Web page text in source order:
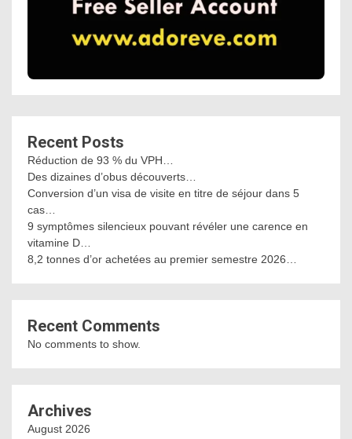
Recent Posts
Réduction de 93 % du VPH…
Des dizaines d’obus découverts…
Conversion d’un visa de visite en titre de séjour dans 5
cas…
9 symptômes silencieux pouvant révéler une carence en
vitamine D…
8,2 tonnes d’or achetées au premier semestre 2026…
Recent Comments
No comments to show.
Archives
August 2026